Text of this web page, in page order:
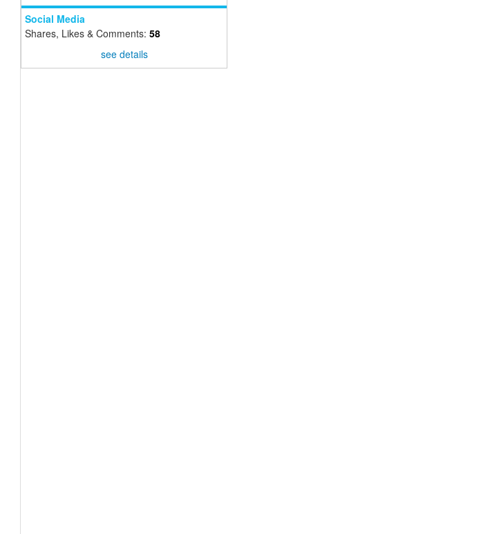
Social Media
Shares, Likes & Comments: 58
see details